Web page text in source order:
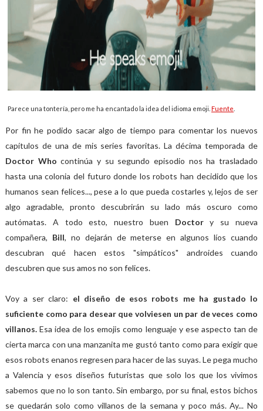
Parece una tontería, pero me ha encantado la idea del idioma emoji. Fuente
Por fin he podido sacar algo de tiempo para comentar los nuevos
capítulos de una de mis series favoritas. La décima temporada de
Doctor Who continúa y su segundo episodio nos ha trasladado
hasta una colonia del futuro donde los robots han decidido que los
humanos sean felices..., pese a lo que pueda costarles y, lejos de ser
algo agradable, pronto descubrirán su lado más oscuro como
autómatas. A todo esto, nuestro buen Doctory su nueva
compañera, Bill, no dejarán de meterse en algunos líos cuando
descubran qué hacen estos "simpáticos" androides cuando
descubren que sus amos no son felices.
Voy a ser claro: el diseño de esos robots me ha gustado lo
suficiente como para desear que volviesen un par de veces como
villanos.Esa idea de los emojis como lenguaje y ese aspecto tan de
cierta marca con una manzanita me gustó tanto como para exigir que
esos robots enanos regresen para hacer de las suyas. Le pega mucho
a Valencia y esos diseños futuristas que solo los que los vivimos
sabemos que no lo son tanto. Sin embargo, por su final, estos bichos
se quedarán solo como villanos de la semana y poco más. Ay... No